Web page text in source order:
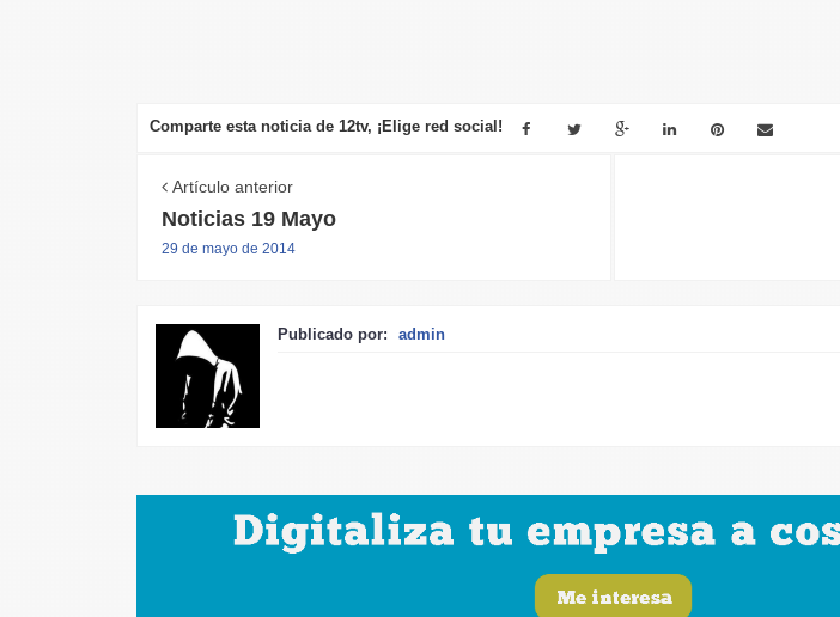
Comparte esta noticia de 12tv, ¡Elige red social!
Artículo anterior
Noticias 19 Mayo
29 de mayo de 2014
Publicado por: admin